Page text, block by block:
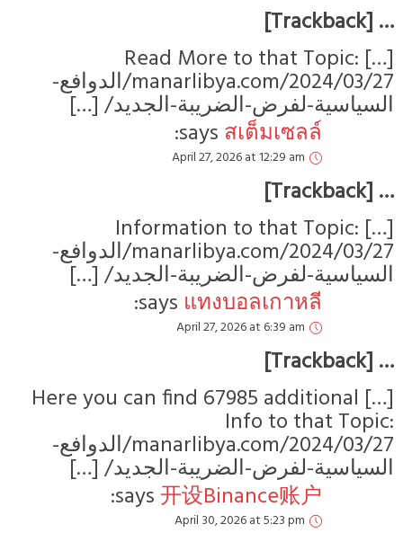
…
[…] Read More to that Topic:
manarlibya.com/2024/03/27/الدوافع-
لفرض-الضريبة-الجديد/ […]
สเต็มเซลล์
says:
April 27, 2026 at 12:29 am
…
[…] Information to that Topic:
manarlibya.com/2024/03/27/الدوافع-
لفرض-الضريبة-الجديد/ […]
แทงบอลเกาหลี
says:
April 27, 2026 at 6:39 am
…
[…] Here you can find 67985 additional
Info to that
manarlibya.com/2024/03/27/الدوافع-
لفرض-الضريبة-الجديد/ […]
开设Binance账户
says:
April 30, 2026 at 5:23 pm